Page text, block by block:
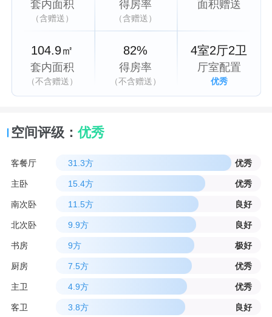
套内面积
（含赠送）
104.9㎡
套内面积
（不含赠送）
得房率
（含赠送）
82%
得房率
（不含赠送）
面积赠送
4室2厅2卫
厅室配置
优秀
空间评级： 优秀
客餐厅 31.3方 优秀
主卧 15.4方 优秀
南次卧 11.5方 良好
北次卧 9.9方 良好
书房 9方 极好
厨房 7.5方 优秀
主卫 4.9方 优秀
客卫 3.8方 良好